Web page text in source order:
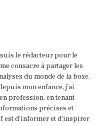
le rédacteur pour le
consacre à partager les
du monde de la boxe.
mon enfance, j'ai
profession, en tenant
précises et
est d'informer et d'inspirer